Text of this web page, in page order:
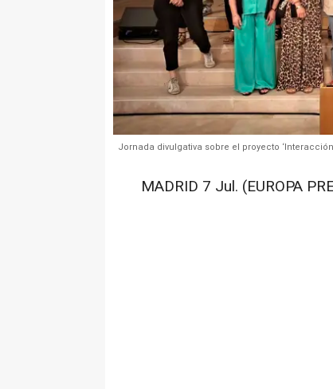
Jornada divulgativa sobre el proyecto
MADRID 7 Jul. (EUROPA